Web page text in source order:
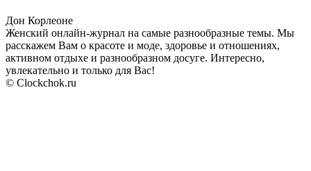
Дон Корлеоне
Женский онлайн-журнал на самые разнообразные темы. Мы
расскажем Вам о красоте и моде, здоровье и отношениях,
активном отдыхе и разнообразном досуге. Интересно,
увлекательно и только для Вас!
© Clockchok.ru